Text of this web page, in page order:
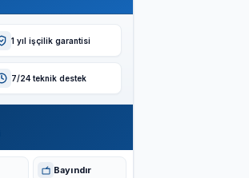
1 yıl işçilik garantisi
7/24 teknik destek
Bayındır